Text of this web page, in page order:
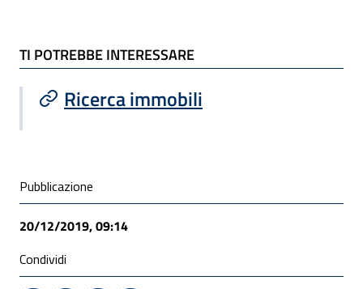
TI POTREBBE INTERESSARE
TI POTREBBE INTERESSARE
Ricerca immobili
Condivisione social
Pubblicazione
20/12/2019, 09:14
Condividi